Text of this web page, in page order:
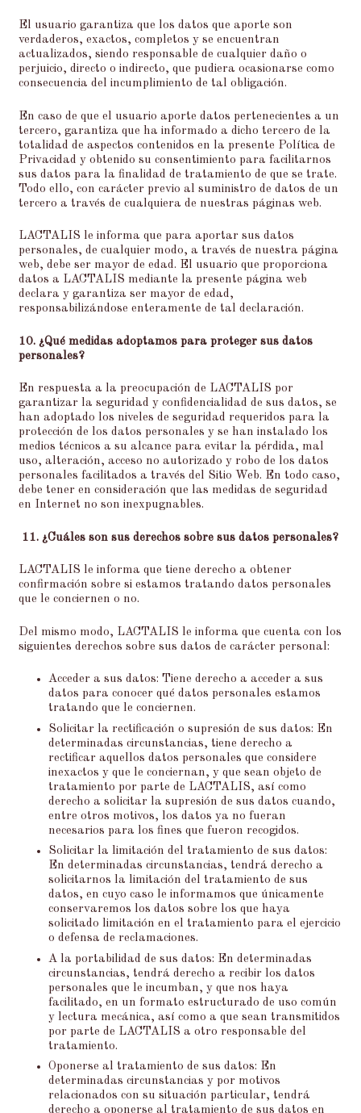
El usuario garantiza que los datos que aporte son
verdaderos, exactos, completos y se encuentran
actualizados, siendo responsable de cualquier daño o
perjuicio, directo o indirecto, que pudiera ocasionarse como
consecuencia del incumplimiento de tal obligación.
En caso de que el usuario aporte datos pertenecientes a un
tercero, garantiza que ha informado a dicho tercero de la
totalidad de aspectos contenidos en la presente Política de
Privacidad y obtenido su consentimiento para facilitarnos
sus datos para la finalidad de tratamiento de que se trate.
Todo ello, con carácter previo al suministro de datos de un
tercero a través de cualquiera de nuestras páginas web.
LACTALIS le informa que para aportar sus datos
personales, de cualquier modo, a través de nuestra página
web, debe ser mayor de edad. El usuario que proporciona
datos a LACTALIS mediante la presente página web
declara y garantiza ser mayor de edad,
responsabilizándose enteramente de tal declaración.
10. ¿Qué medidas adoptamos para proteger sus datos
personales?
En respuesta a la preocupación de LACTALIS por
garantizar la seguridad y confidencialidad de sus datos, se
han adoptado los niveles de seguridad requeridos para la
protección de los datos personales y se han instalado los
medios técnicos a su alcance para evitar la pérdida, mal
uso, alteración, acceso no autorizado y robo de los datos
personales facilitados a través del Sitio Web. En todo caso,
debe tener en consideración que las medidas de seguridad
en Internet no son inexpugnables.
11. ¿Cuáles son sus derechos sobre sus datos personales?
LACTALIS le informa que tiene derecho a obtener
confirmación sobre si estamos tratando datos personales
que le conciernen o no.
Del mismo modo, LACTALIS le informa que cuenta con los
siguientes derechos sobre sus datos de carácter personal:
Acceder a sus datos: Tiene derecho a acceder a sus
datos para conocer qué datos personales estamos
tratando que le conciernen.
Solicitar la rectificación o supresión de sus datos: En
determinadas circunstancias, tiene derecho a
rectificar aquellos datos personales que considere
inexactos y que le conciernan, y que sean objeto de
tratamiento por parte de LACTALIS, así como
derecho a solicitar la supresión de sus datos cuando,
entre otros motivos, los datos ya no fueran
necesarios para los fines que fueron recogidos.
Solicitar la limitación del tratamiento de sus datos:
En determinadas circunstancias, tendrá derecho a
solicitarnos la limitación del tratamiento de sus
datos, en cuyo caso le informamos que únicamente
conservaremos los datos sobre los que haya
solicitado limitación en el tratamiento para el ejercicio
o defensa de reclamaciones.
A la portabilidad de sus datos: En determinadas
circunstancias, tendrá derecho a recibir los datos
personales que le incumban, y que nos haya
facilitado, en un formato estructurado de uso común
y lectura mecánica, así como a que sean transmitidos
por parte de LACTALIS a otro responsable del
tratamiento.
Oponerse al tratamiento de sus datos: En
determinadas circunstancias y por motivos
relacionados con su situación particular, tendrá
derecho a oponerse al tratamiento de sus datos en